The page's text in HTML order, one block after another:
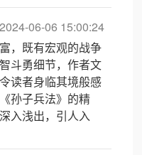
2024-06-06 15:00:24
，既有宏观的战争
斗勇细节，作者文
读者身临其境般感
孙子兵法》的精
入浅出，引人入